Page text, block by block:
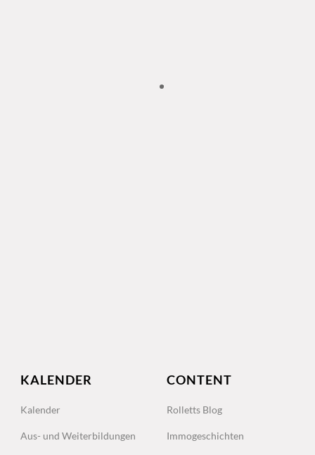
KALENDER
Kalender
Aus- und Weiterbildungen
CONTENT
Rolletts Blog
Immogeschichten